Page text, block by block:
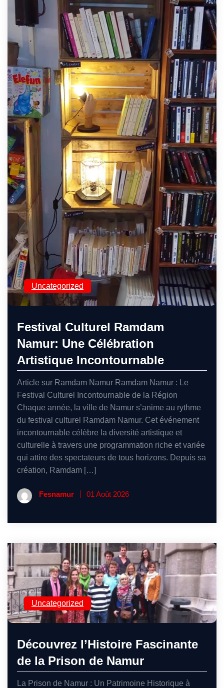
Uncategorized
Festival Culturel Ramdam
Namur: Une Célébration
Artistique Incontournable
Article sur Ramdam Namur Ramdam Namur : Le
Festival Culturel Incontournable de la Région
Chaque année, la ville de Namur s’anime au rythme
du festival culturel Ramdam Namur. Cet événement
incontournable célèbre la diversité artistique et
culturelle à travers une programmation riche et variée
qui attire des spectateurs de tous horizons. Depuis sa
création, Ramdam […]
Fesnamur 01 Août 2026
Uncategorized
Découvrez l’Histoire Fascinante
de la Prison de Namur
La Prison de Namur : Un Patrimoine Historique à